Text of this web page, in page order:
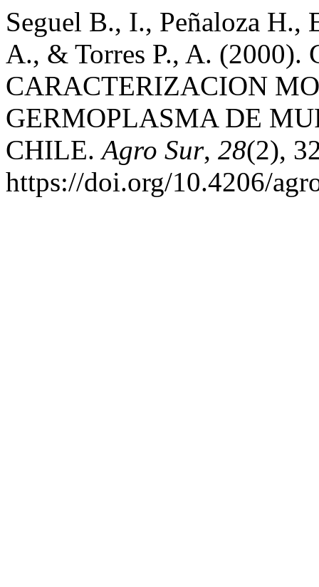
Seguel B., I., Peñaloza H.,
A., & Torres P., A. (2000).
CARACTERIZACION
GERMOPLASMA DE
CHILE.Agro Sur, 28(2),
https://doi.org/10.4206/